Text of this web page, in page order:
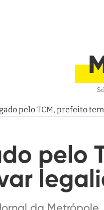
pelo TCM, prefeito
pelo